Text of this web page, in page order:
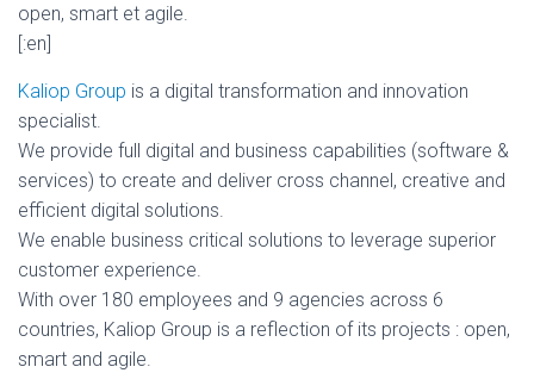
open, smart et agile.
[:en]
Kaliop Group is a digital transformation and innovation
specialist.
We provide full digital and business capabilities (software &
services) to create and deliver cross channel, creative and
efficient digital solutions.
We enable business critical solutions to leverage superior
customer experience.
With over 180 employees and 9 agencies across 6
countries, Kaliop Group is a reflection of its projects : open,
smart and agile.